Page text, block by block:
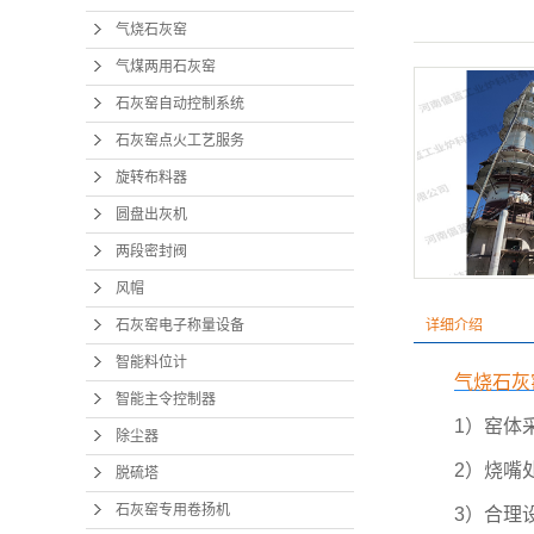
气烧石灰窑
气煤两用石灰窑
石灰窑自动控制系统
石灰窑点火工艺服务
旋转布料器
圆盘出灰机
两段密封阀
风帽
石灰窑电子称量设备
智能料位计
智能主令控制器
除尘器
脱硫塔
石灰窑专用卷扬机
详细介绍
气烧石灰
1）窑体
2）烧嘴
3）合理